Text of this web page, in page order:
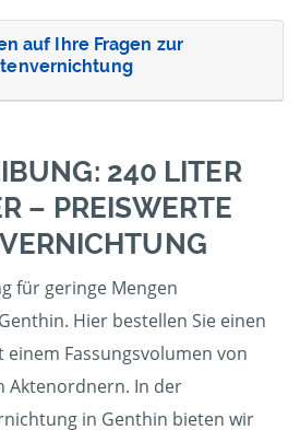
auf Ihre Fragen zur
240 LITER
– PREISWERTE
für geringe Mengen
Hier bestellen Sie einen
Fassungsvolumen von
Aktenordnern. In der
in Genthin bieten wir